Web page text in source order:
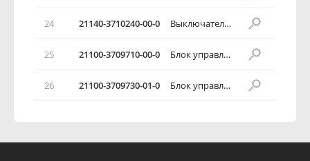
24 21140-3710240-00-0 Выключатель освещения вещевого ящика
25 21100-3709710-00-0 Блок управления обогревом сидений
26 21100-3709730-01-0 Блок управления зеркалами